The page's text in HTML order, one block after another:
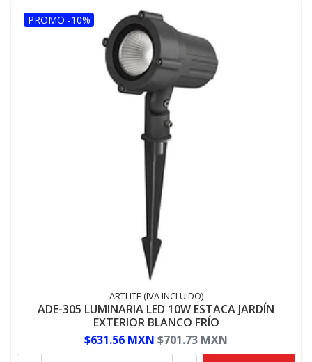
PROMO -10%
ARTLITE (IVA INCLUIDO)
ADE-305 LUMINARIA LED 10W ESTACA JARDÍN
EXTERIOR BLANCO FRÍO
$631.56 MXN $701.73 MXN